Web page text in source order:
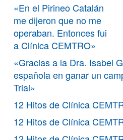
«En el Pirineo Catalán
me dijeron que no me
operaban. Entonces fui
a Clínica CEMTRO»
«Gracias a la Dra. Isabel
española en ganar un
Trial»
12 Hitos de Clínica
12 Hitos de Clínica